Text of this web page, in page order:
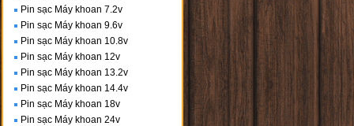
Pin sạc Máy khoan 7.2v
Pin sạc Máy khoan 9.6v
Pin sạc Máy khoan 10.8v
Pin sạc Máy khoan 12v
Pin sạc Máy khoan 13.2v
Pin sạc Máy khoan 14.4v
Pin sạc Máy khoan 18v
Pin sạc Máy khoan 24v